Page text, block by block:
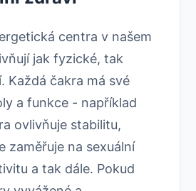
centra v našem
jak fyzické, tak
Každá čakra má své
a funkce - například
ovlivňuje stabilitu,
zaměřuje na sexuální
a tak dále. Pokud